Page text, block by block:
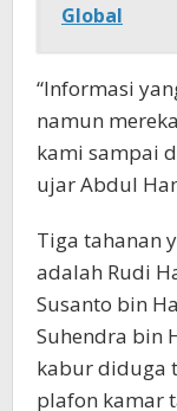
Global
“Informasi
namun
kami sampai
ujar Abdul
Tiga tahanan
adalah Rudi
Susanto bin
Suhendra bin
kabur diduga
plafon kamar